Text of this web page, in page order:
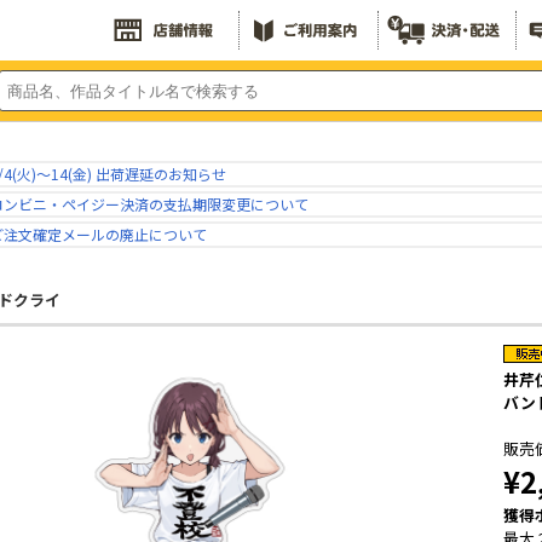
火)～14(金) 出荷遅延のお知らせ
ンビニ・ペイジー決済の支払期限変更について
注文確定メールの廃止について
クライ
井芹
バン
販売
獲得